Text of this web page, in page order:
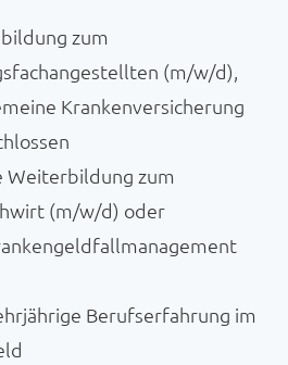
zum
(m/w/d),
Krankenversicherung
Weiterbildung zum
(m/w/d) oder
Berufserfahrung im